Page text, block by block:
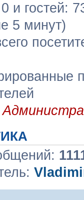
и гостей:
5 минут)